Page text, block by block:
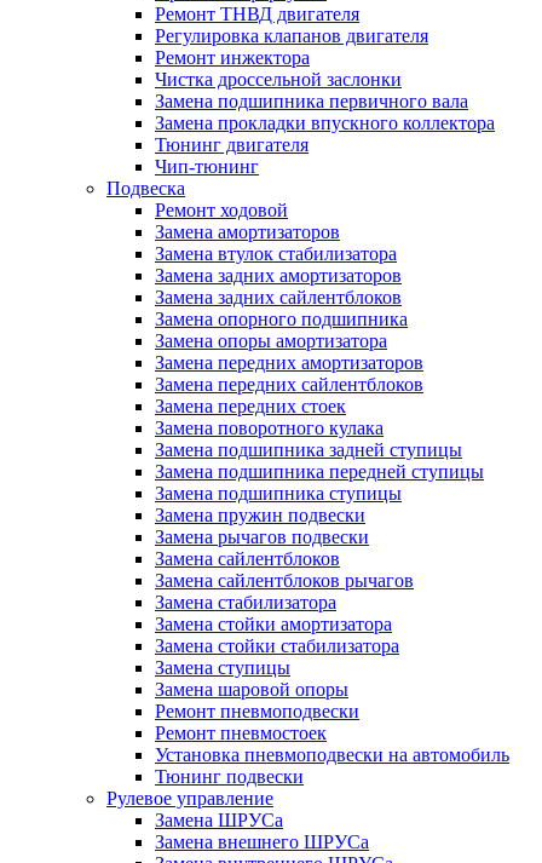
Ремонт ТНВД двигателя
Регулировка клапанов двигателя
Ремонт инжектора
Чистка дроссельной заслонки
Замена подшипника первичного вала
Замена прокладки впускного коллектора
Тюнинг двигателя
Чип-тюнинг
Подвеска
Ремонт ходовой
Замена амортизаторов
Замена втулок стабилизатора
Замена задних амортизаторов
Замена задних сайлентблоков
Замена опорного подшипника
Замена опоры амортизатора
Замена передних амортизаторов
Замена передних сайлентблоков
Замена передних стоек
Замена поворотного кулака
Замена подшипника задней ступицы
Замена подшипника передней ступицы
Замена подшипника ступицы
Замена пружин подвески
Замена рычагов подвески
Замена сайлентблоков
Замена сайлентблоков рычагов
Замена стабилизатора
Замена стойки амортизатора
Замена стойки стабилизатора
Замена ступицы
Замена шаровой опоры
Ремонт пневмоподвески
Ремонт пневмостоек
Установка пневмоподвески на автомобиль
Тюнинг подвески
Рулевое управление
Замена ШРУСа
Замена внешнего ШРУСа